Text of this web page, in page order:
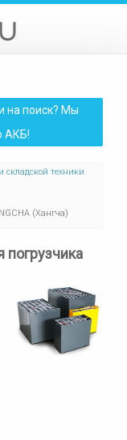
на поиск? Мы
АКБ!
складской техники
(Хангча)
погрузчика